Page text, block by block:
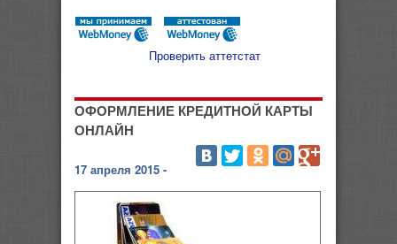
Проверить аттетстат
ОФОРМЛЕНИЕ КРЕДИТНОЙ КАРТЫ
ОНЛАЙН
17 апреля 2015 -